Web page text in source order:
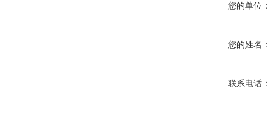
您的单位：
您的姓名：
联系电话：